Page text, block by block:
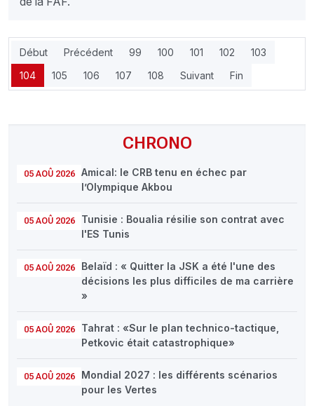
CHRONO
05 AOÛ 2026
Amical: le CRB tenu en échec par
l’Olympique Akbou
05 AOÛ 2026
Tunisie : Boualia résilie son contrat avec
l'ES Tunis
05 AOÛ 2026
Belaïd : « Quitter la JSK a été l'une des
décisions les plus difficiles de ma carrière
»
05 AOÛ 2026
Tahrat : «Sur le plan technico-tactique,
Petkovic était catastrophique»
05 AOÛ 2026
Mondial 2027 : les différents scénarios
pour les Vertes
Début Précédent 99 100 101 102
103
104
105 106 107 108 Suivant Fin